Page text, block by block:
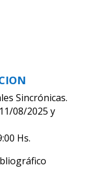
Sincrónicas.
08/2025 y
Hs.